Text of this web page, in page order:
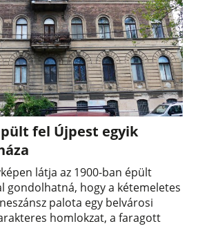
fel Újpest egyik
látja az 1900-ban épült
gondolhatná, hogy a kétemeletes
palota egy belvárosi
homlokzat, a faragott